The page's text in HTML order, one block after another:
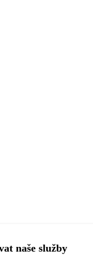
naše služby